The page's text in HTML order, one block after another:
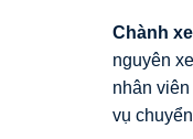
Chành
nguyên
nhân
vụ